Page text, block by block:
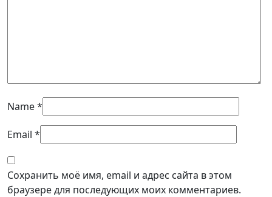
Name*
Email *
Сохранить моё имя, email и адрес сайта в этом
браузере для последующих моих комментариев.